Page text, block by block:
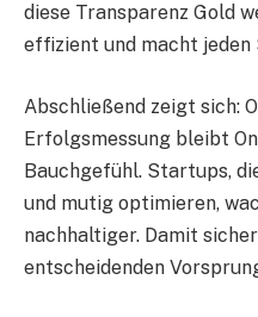
diese Transparenz Gold
effizient und macht
Abschließend zeigt sich:
Erfolgsmessung bleibt
Bauchgefühl. Startups,
und mutig optimieren,
nachhaltiger. Damit
entscheidenden